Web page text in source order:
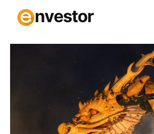
Inhalt
springen